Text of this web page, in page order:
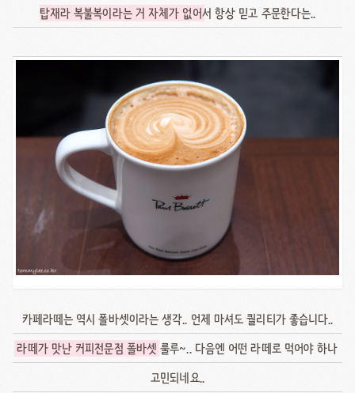
탑재라 복불복이라는 거 자체가 없어서 항상 믿고 주문한다는..
카페라떼는 역시 폴바셋이라는 생각.. 언제 마셔도 퀄리티가 좋습니다..
라떼가 맛난 커피전문점 폴바셋 룰루~.. 다음엔 어떤 라떼로 먹어야 하나
고민되네요..